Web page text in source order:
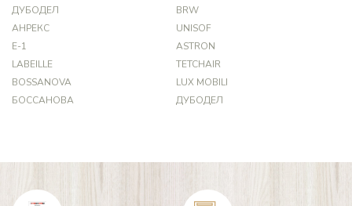
ДУБОДЕЛ
BRW
АНРЕКС
UNISOF
Е-1
ASTRON
LABEILLE
TETCHAIR
BOSSANOVA
LUX MOBILI
БОССАНОВА
ДУБОДЕЛ